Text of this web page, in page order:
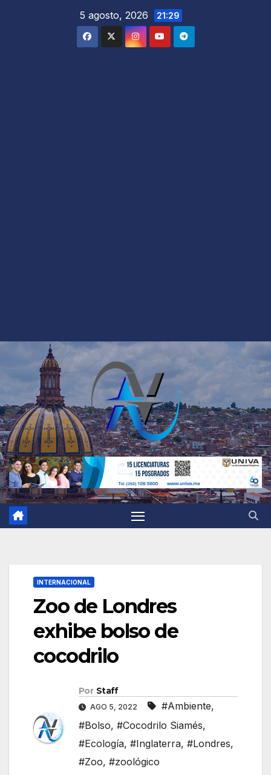
5 agosto, 2026 21:29
INTERNACIONAL
Zoo de Londres
exhibe bolso de
cocodrilo
Por Staff
AGO 5, 2022 #Ambiente,
#Bolso, #Cocodrilo Siamés,
#Ecología, #Inglaterra, #Londres,
#Zoo, #zoológico